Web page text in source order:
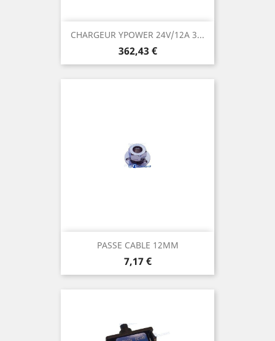
CHARGEUR YPOWER 24V/12A 3...
Prix
362,43 €
PASSE CABLE 12MM
Prix
7,17 €